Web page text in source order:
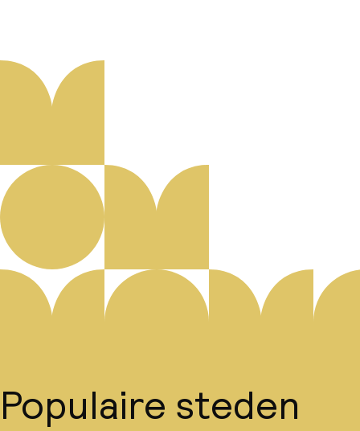
Populaire steden